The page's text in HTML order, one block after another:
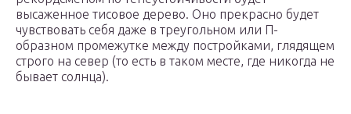
высаженное тисовое дерево. Оно прекрасно будет
чувствовать себя даже в треугольном или П-
образном промежутке между постройками, глядящем
строго на север (то есть в таком месте, где никогда не
бывает солнца).